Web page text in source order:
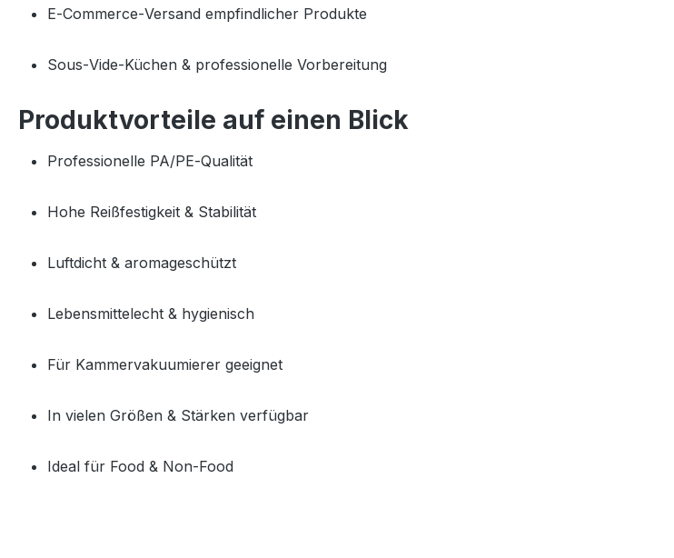
E‑Commerce‑Versand empfindlicher Produkte
Sous‑Vide‑Küchen & professionelle Vorbereitung
Produktvorteile auf einen Blick
Professionelle PA/PE‑Qualität
Hohe Reißfestigkeit & Stabilität
Luftdicht & aromageschützt
Lebensmittelecht & hygienisch
Für Kammervakuumierer geeignet
In vielen Größen & Stärken verfügbar
Ideal für Food & Non‑Food